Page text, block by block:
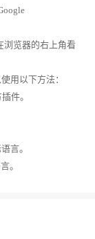
浏览器的右上角看
用以下方法：
件。
言。
。